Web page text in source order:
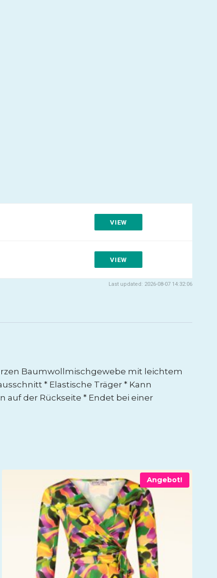
VIEW
VIEW
Last updated: 2026-08-07 14:32:06
Baumwollmischgewebe mit leichtem
* Elastische Träger * Kann
auf der Rückseite * Endet bei einer
Angebot!